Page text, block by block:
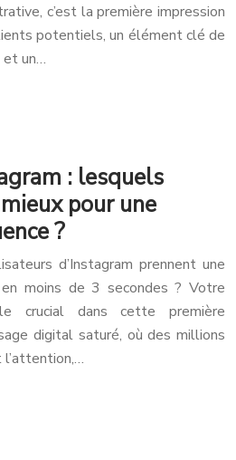
c’est la première impression
potentiels, un élément clé de
et un…
: lesquels
pour une
?
d’Instagram prennent une
moins de 3 secondes ? Votre
crucial dans cette première
digital saturé, où des millions